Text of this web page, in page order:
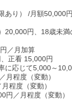
あり） /月額50,000円
20,000円、18歳未満
／月加算
正看 15,000円
に応じて5,000～
月程度（変動）
程度（変動）
円／月程度（変動）